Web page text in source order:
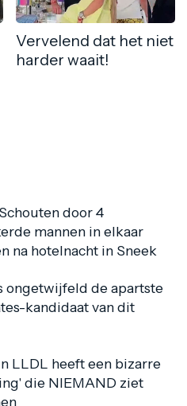
Vervelend dat het niet
harder waait!
door 4
mannen in elkaar
na hotelnacht in Sneek
ongetwijfeld de apartste
kandidaat van dit
LLDL heeft een bizarre
die NIEMAND ziet